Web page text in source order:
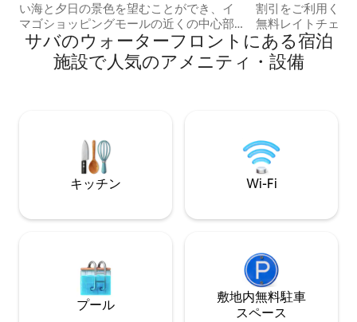
い海と夕日の景色を望むことができ、イ
マゴショッピングモールの近くの中心部
に位置し、すべての人気スポットに近い
です。 無料駐車場、Wi-Fi、テレビボック
ス、洗濯機 階下にはリバーソン・ウォー
ート（フード＆ナイトマーケット）まで
Grabで13分 ジェッセルトン・ポイント・
ジェティ（島めぐり）までGrabで13分 空
港までGrabで20分
割引をご利用ください ✅ 午後9
無料レイトチェッ
ださい（予約が必
りご希望に添えな
快適さを求める旅
サポート（英語
つろいで、リラッ
かのように感じて
サバのウォーターフロントにある宿泊
施設で人気のアメニティ・設備
キッチン Wi-Fi
プール
敷地内無料駐⁠車
ス⁠ペ⁠ー⁠ス